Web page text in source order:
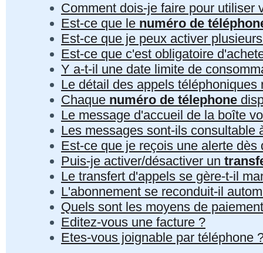
Comment dois-je faire pour utiliser
Est-ce que le numéro de
Est-ce que je peux activer
Est-ce que c'est obligatoire
Y a-t-il une date limite de
Le détail des appels
Chaque numéro de télephone
Le message d'accueil de la boîte
Les messages sont-ils consultable
Est-ce que je reçois une alerte
Puis-je activer/désactiver un
Le transfert d'appels se gère-t-il
L'abonnement se reconduit-il
Quels sont les moyens de
Editez-vous une facture ?
Etes-vous joignable par téléphone